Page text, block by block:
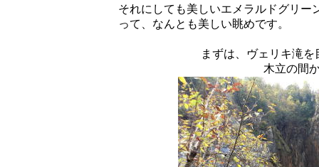
それにしても美しいエメラルドグリー
って、なんとも美しい眺めです。
まずは、ヴェリキ滝
木立の間